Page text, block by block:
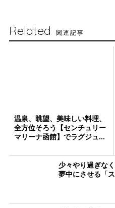
Related 関連記事
温泉、眺望、美味しい料理、
全方位そろう【センチュリー
マリーナ函館】でラグジュ...
少々やり過ぎな
夢中にさせる「